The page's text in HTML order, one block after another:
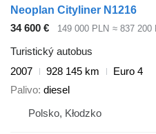
Neoplan Cityliner N1216
34 600 €
149 000 PLN ≈ 837 200
Turistický autobus
2007
928 145 km
Euro 4
Palivo diesel
Polsko, Kłodzko